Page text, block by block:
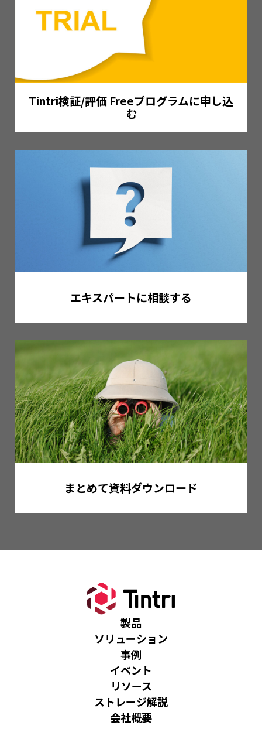
Tintri検証/評価 Freeプログラムに申し込
む
エキスパートに相談する
まとめて資料ダウンロード
製品
ソリューション
事例
イベント
リソース
ストレージ解説
会社概要